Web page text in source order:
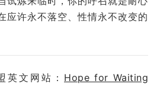
应许永不落空、性情永不改变的
英文网站： Hope for Waiting